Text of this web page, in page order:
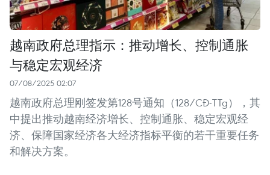
越南政府总理指示：推动增长、控制通胀
与稳定宏观经济
07/08/2025 02:07
越南政府总理刚签发第128号通知（128/CĐ-TTg），其
中提出推动越南经济增长、控制通胀、稳定宏观经
济、保障国家经济各大经济指标平衡的若干重要任务
和解决方案。